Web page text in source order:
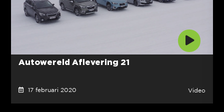
Autowereld Aflevering 21
17 februari 2020 Video